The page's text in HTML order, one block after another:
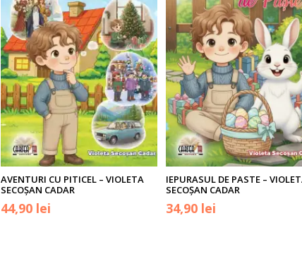
AVENTURI CU PITICEL – VIOLETA
SECOŞAN CADAR
Prețul
44,90 lei
IEPURASUL DE PASTE –
SECOŞAN CADAR
Prețul
34,90 leiPrețul